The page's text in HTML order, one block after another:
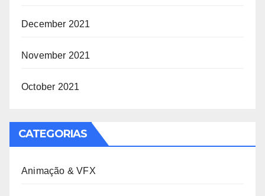
December 2021
November 2021
October 2021
CATEGORIAS
Animação & VFX